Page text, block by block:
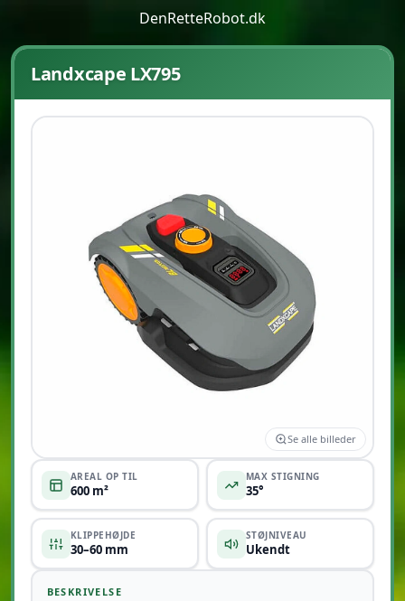
DenRetteRobot.dk
Landxcape LX795
Se alle billeder
AREAL OP TIL
600 m²
MAX STIGNING
35°
KLIPPEHØJDE
30–60 mm
STØJNIVEAU
Ukendt
BESKRIVELSE